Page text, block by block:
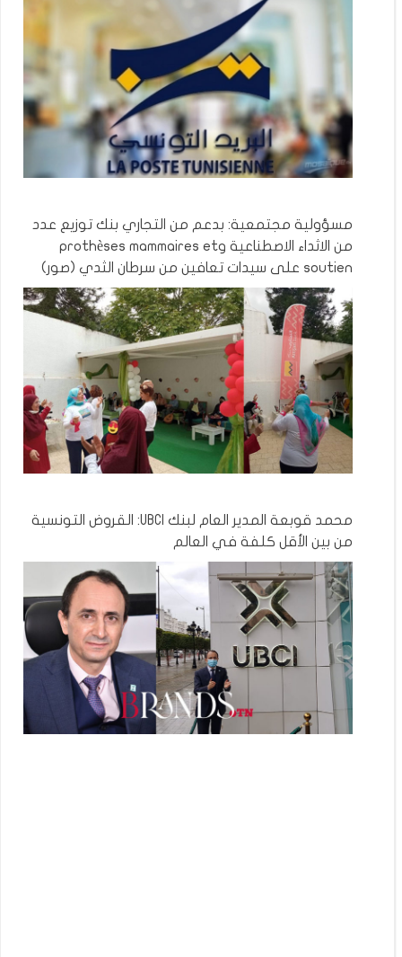
مسؤولية مجتمعية: بدعم من التجاري بنك توزيع عدد
من الاثداء الاصطناعية وprothèses mammaires et
soutien على سيدات تعافين من سرطان الثدي (صور)
محمد قوبعة المدير العام لبنك UBCI: القروض التونسية
من بين الأقل كلفة في العالم